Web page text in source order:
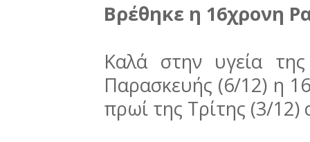
Βρέθηκε η 16χρονη
Καλά στην υγεία
Παρασκευής (6/12) η
πρωί της Τρίτης (3/12)